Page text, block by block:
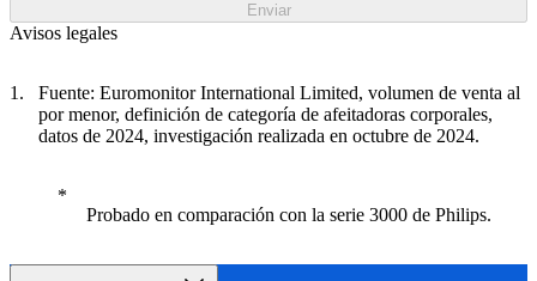
Enviar
Avisos legales
Fuente: Euromonitor International Limited, volumen de venta al
por menor, definición de categoría de afeitadoras corporales,
datos de 2024, investigación realizada en octubre de 2024.
Probado en comparación con la serie 3000 de Philips.